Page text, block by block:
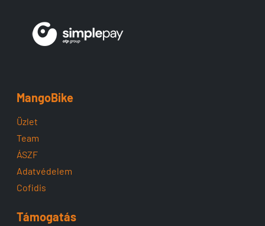
MangoBike
Üzlet
Team
ÁSZF
Adatvédelem
Cofidis
Támogatás